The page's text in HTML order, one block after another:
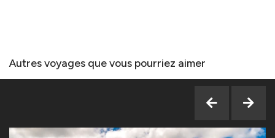
Autres voyages que vous pourriez aimer